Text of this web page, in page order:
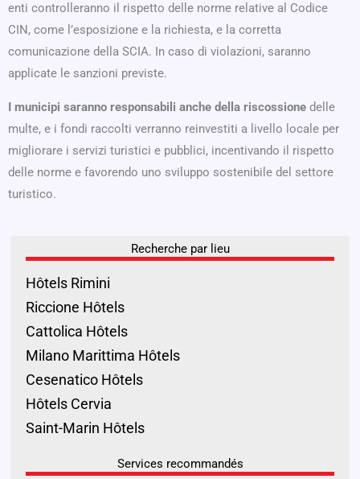
enti controlleranno il rispetto delle norme relative al Codice
CIN, come l’esposizione e la richiesta, e la corretta
comunicazione della SCIA. In caso di violazioni, saranno
applicate le sanzioni previste.
I municipi saranno responsabili anche della riscossione delle
multe, e i fondi raccolti verranno reinvestiti a livello locale per
migliorare i servizi turistici e pubblici, incentivando il rispetto
delle norme e favorendo uno sviluppo sostenibile del settore
turistico.
Recherche par lieu
Hôtels Rimini
Riccione Hôtels
Cattolica Hôtels
Milano Marittima Hôtels
Cesenatico Hôtels
Hôtels Cervia
Saint-Marin Hôtels
Services recommandés